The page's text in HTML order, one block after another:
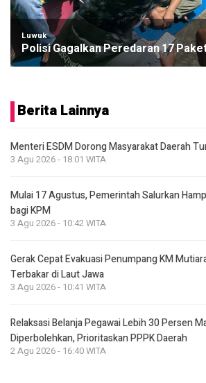
Luwuk
Polisi Gagalkan Peredaran 17
Berita Lainnya
Menteri ESDM Dorong Masyarakat Daerah
3 Agu 2026 - 18:01 WITA
Mulai 17 Agustus, Pemerintah Salurkan
bagi KPM
3 Agu 2026 - 10:42 WITA
Gerak Cepat Evakuasi Penumpang KM
Terbakar di Laut Jawa
3 Agu 2026 - 10:41 WITA
Relaksasi Belanja Pegawai Lebih 30 Persen
Diperbolehkan, Prioritaskan PPPK Daerah
2 Agu 2026 - 16:40 WITA